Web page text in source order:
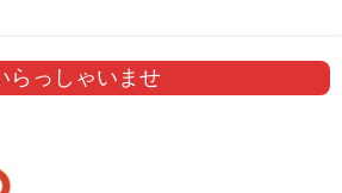
らっしゃいませ